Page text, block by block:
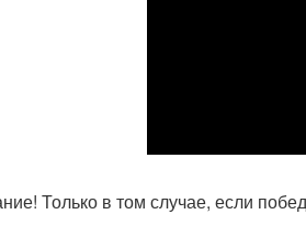
Только в том случае, если